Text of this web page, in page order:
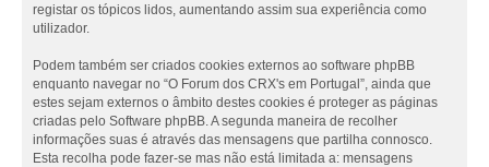
registar os tópicos lidos, aumentando assim sua experiência como
utilizador.
Podem também ser criados cookies externos ao software phpBB
enquanto navegar no “O Forum dos CRX's em Portugal”, ainda que
estes sejam externos o âmbito destes cookies é proteger as páginas
criadas pelo Software phpBB. A segunda maneira de recolher
informações suas é através das mensagens que partilha connosco.
Esta recolha pode fazer-se mas não está limitada a: mensagens